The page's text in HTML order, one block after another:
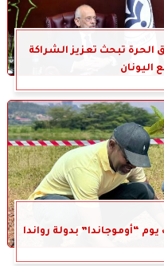
الحرة تبحث تعزيز الشراكة
اليونان
“أوموجاندا” بدولة رواندا